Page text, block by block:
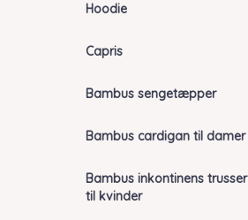
Hoodie
Capris
Bambus sengetæpper
Bambus cardigan til damer
Bambus inkontinens trusser
til kvinder